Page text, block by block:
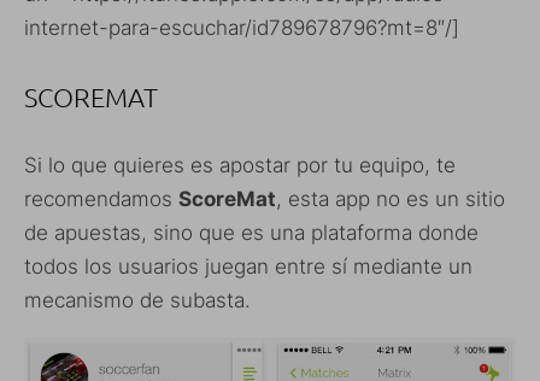
internet-para-escuchar/id789678796?mt=8″/]
SCOREMAT
Si lo que quieres es apostar por tu equipo, te
recomendamos ScoreMat, esta app no es un sitio
de apuestas, sino que es una plataforma donde
todos los usuarios juegan entre sí mediante un
mecanismo de subasta.